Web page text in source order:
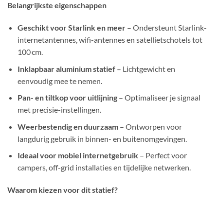
Belangrijkste eigenschappen
Geschikt voor Starlink en meer– Ondersteunt Starlink-
internetantennes, wifi-antennes en satellietschotels tot
100 cm.
Inklapbaar aluminium statief– Lichtgewicht en
eenvoudig mee te nemen.
Pan- en tiltkop voor uitlijning– Optimaliseer je signaal
met precisie-instellingen.
Weerbestendig en duurzaam– Ontworpen voor
langdurig gebruik in binnen- en buitenomgevingen.
Ideaal voor mobiel internetgebruik– Perfect voor
campers, off-grid installaties en tijdelijke netwerken.
Waarom kiezen voor dit statief?